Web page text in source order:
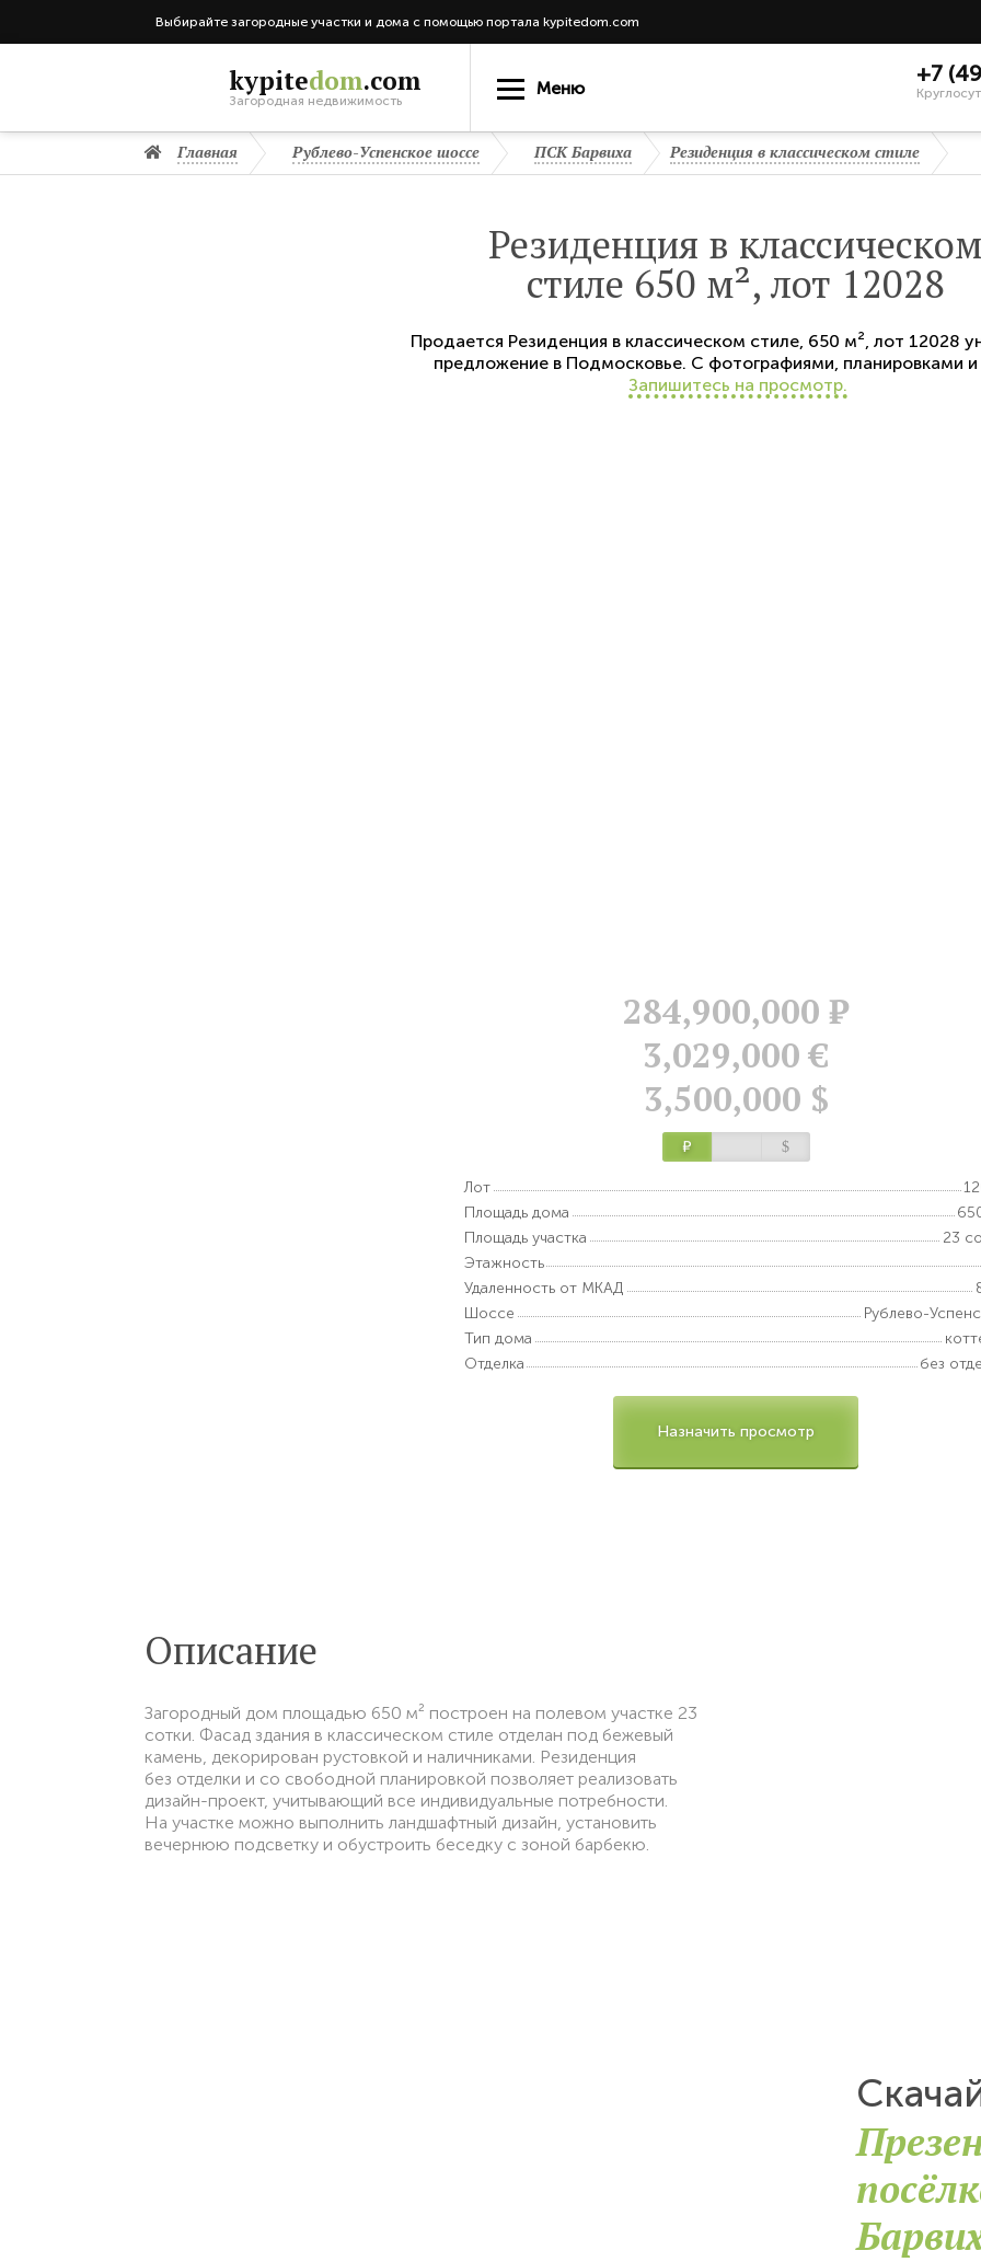
Выбирайте загородные участки и дома с помощью портала kypitedom.com
kypitedom.com
Загородная недвижимость
Меню
+7
Главная Рублево-Успенское шоссе ПСК Барвиха Резиденция в классическом стиле
Резиденция в классическом
стиле 650 м², лот 12028
Продается Резиденция в классическом стиле, 650 м², лот 12028
предложение в Подмосковье. С фотографиями, планировками и
Запишитесь на просмотр.
284,900,000 Р
3,029,000 €
3,500,000 $
Р $
Лот
Площадь дома
Площадь участка
23
Этажность
Удаленность от МКАД
Шоссе
Рублево-
Тип дома
Отделка
без
Назначить просмотр
Описание
Загородный дом площадью 650 м² построен на полевом участке 23
сотки. Фасад здания в классическом стиле отделан под бежевый
камень, декорирован рустовкой и наличниками. Резиденция
без отделки и со свободной планировкой позволяет реализовать
дизайн-проект, учитывающий все индивидуальные потребности.
На участке можно выполнить ландшафтный дизайн, установить
вечернюю подсветку и обустроить беседку с зоной барбекю.